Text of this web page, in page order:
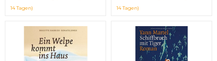
14 Tagen)
14 Tagen)